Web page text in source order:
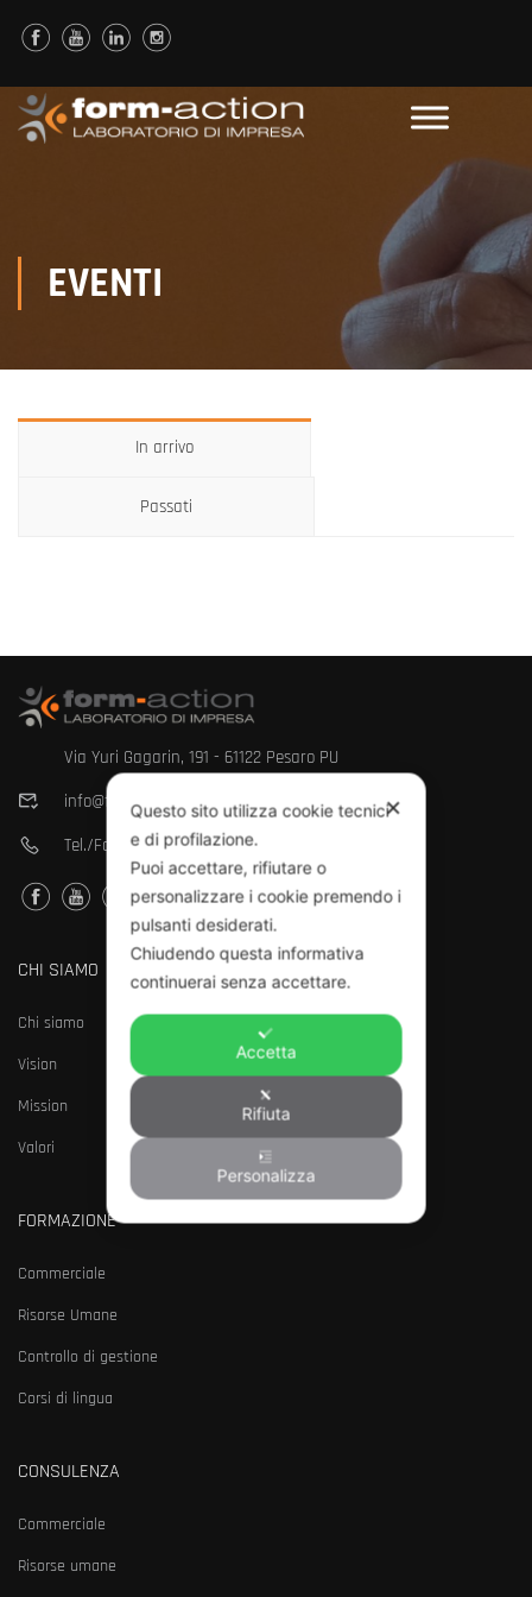
EVENTI
In arrivo
Passati
Via Yuri Gagarin, 191 - 61122 Pesaro PU
info@form-action.it
Tel./Fax.
0721 854615
CHI SIAMO
Chi siamo
Vision
Mission
Valori
FORMAZIONE
Commerciale
Risorse Umane
Controllo di gestione
Corsi di lingua
CONSULENZA
Commerciale
Risorse umane
✕
Questo sito utilizza cookie tecnici
e di profilazione.
Puoi accettare, rifiutare o
personalizzare i cookie premendo i
pulsanti desiderati.
Chiudendo questa informativa
continuerai senza accettare.
Accetta
Rifiuta
Personalizza